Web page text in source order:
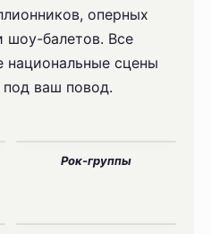
оперных
шоу-балетов. Все
национальные сцены
ваш повод.
Рок-группы